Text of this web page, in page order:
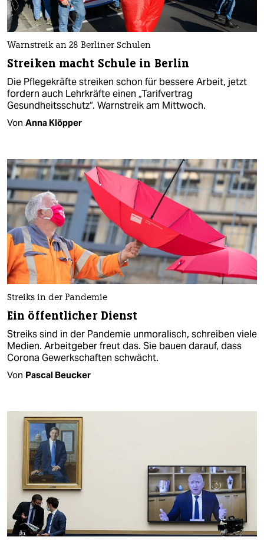
Warnstreik an 28 Berliner Schulen
Streiken macht Schule in Berlin
Die Pflegekräfte streiken schon für bessere Arbeit, jetzt
fordern auch Lehrkräfte einen „Tarifvertrag
Gesundheitsschutz“. Warnstreik am Mittwoch.
Von Anna Klöpper
Streiks in der Pandemie
Ein öffentlicher Dienst
Streiks sind in der Pandemie unmoralisch, schreiben viele
Medien. Arbeitgeber freut das. Sie bauen darauf, dass
Corona Gewerkschaften schwächt.
Von Pascal Beucker